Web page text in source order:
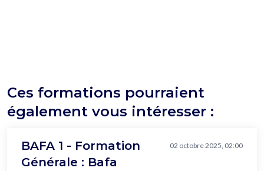
Ces formations pourraient
également vous intéresser :
BAFA 1 - Formation
Générale : Bafa
02 octobre 2025, 02:00